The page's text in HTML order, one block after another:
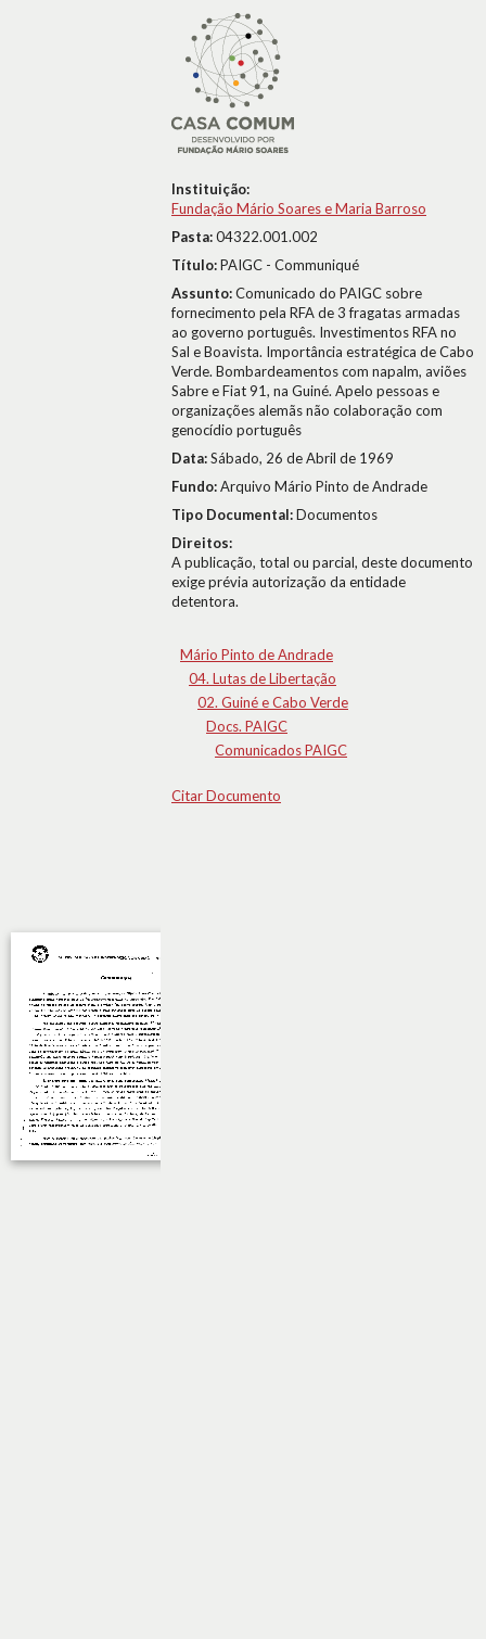
Instituição:
Fundação Mário Soares e Maria Barroso
Pasta:04322.001.002
Título:PAIGC - Communiqué
Assunto:Comunicado do PAIGC sobre
fornecimento pela RFA de 3 fragatas armadas
ao governo português. Investimentos RFA no
Sal e Boavista. Importância estratégica de Cabo
Verde. Bombardeamentos com napalm, aviões
Sabre e Fiat 91, na Guiné. Apelo pessoas e
organizações alemãs não colaboração com
genocídio português
Data:Sábado, 26 de Abril de 1969
Fundo:Arquivo Mário Pinto de Andrade
Tipo Documental:Documentos
Direitos:
A publicação, total ou parcial, deste documento
exige prévia autorização da entidade
detentora.
Mário Pinto de Andrade
04. Lutas de Libertação
02. Guiné e Cabo Verde
Docs. PAIGC
Comunicados PAIGC
Citar Documento